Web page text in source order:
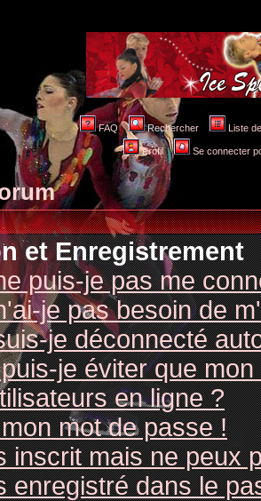
FAQ Rechercher Liste
Profil Se connecter
et Enregistrement
puis-je pas me
je pas besoin de
je déconnecté
je éviter que
en ligne ?
mot de passe !
inscrit mais ne peux
enregistré dans le